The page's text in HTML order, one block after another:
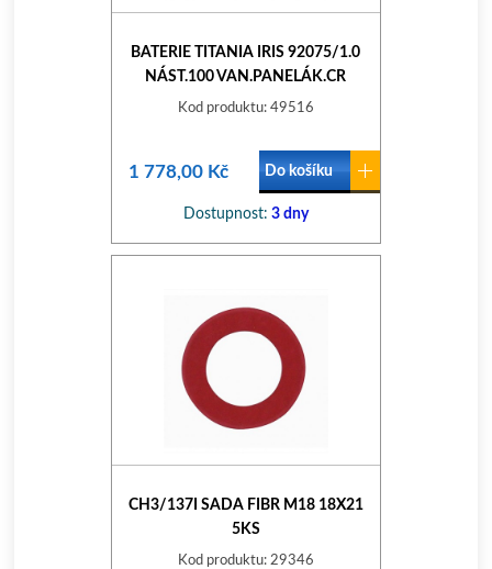
BATERIE TITANIA IRIS 92075/1.0
NÁST.100 VAN.PANELÁK.CR
Kod produktu: 49516
1 778,00 Kč Do košíku
Dostupnost: 3 dny
CH3/137I SADA FIBR M18 18X21
5KS
Kod produktu: 29346